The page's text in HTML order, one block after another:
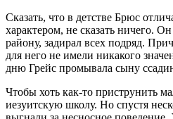
Сказать, что в детстве Брюс
характером, не сказать ничего.
району, задирал всех подряд.
для него не имели никакого
дню Грейс промывала сыну
Чтобы хоть как-то приструнить
иезуитскую школу. Но спустя